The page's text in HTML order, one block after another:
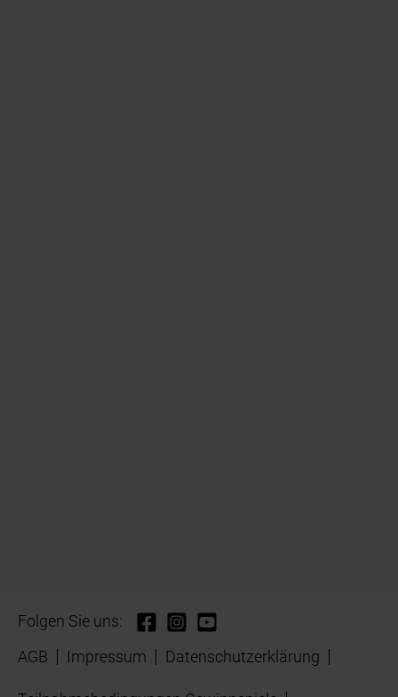
Folgen Sie uns:
AGB
Impressum Datenschutzerklärung